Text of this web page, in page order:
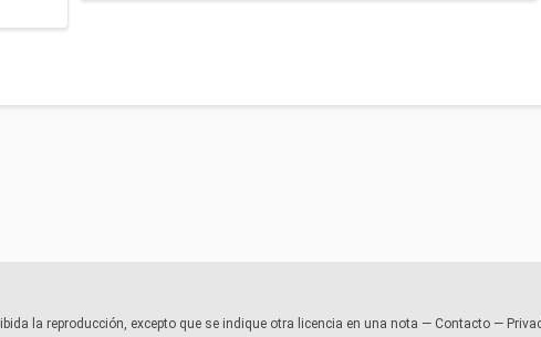
la reproducción, excepto que se indique otra licencia en una nota — Contacto —